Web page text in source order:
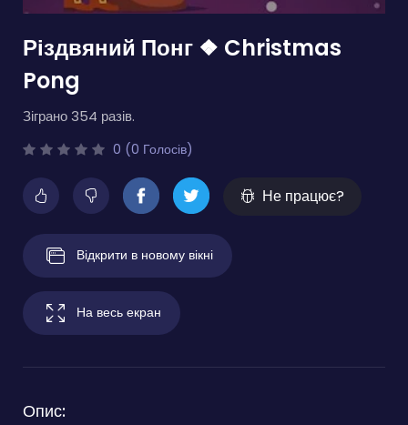
Різдвяний Понг ❖ Christmas
Pong
Зіграно 354 разів.
0 (0 Голосів)
Не працює?
Відкрити в новому вікні
На весь екран
Опис: